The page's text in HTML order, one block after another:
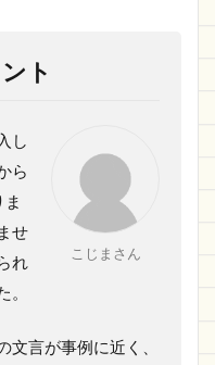
ト
こじまさん
し
ら
せ
れ
文言が事例に近く、